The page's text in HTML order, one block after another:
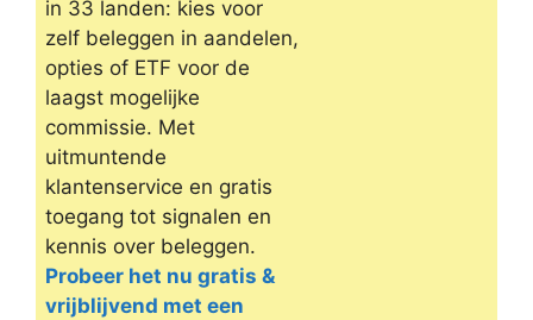
in 33 landen: kies voor
zelf beleggen in aandelen,
opties of ETF voor de
laagst mogelijke
commissie. Met
uitmuntende
klantenservice en gratis
toegang tot signalen en
kennis over beleggen.
Probeer het nu gratis &
vrijblijvend met een